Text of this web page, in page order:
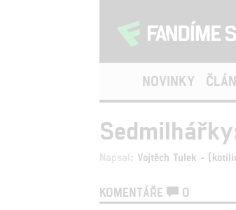
NOVINKY
Napsal: Vojtěch Tulek -
KOMENTÁŘE 0